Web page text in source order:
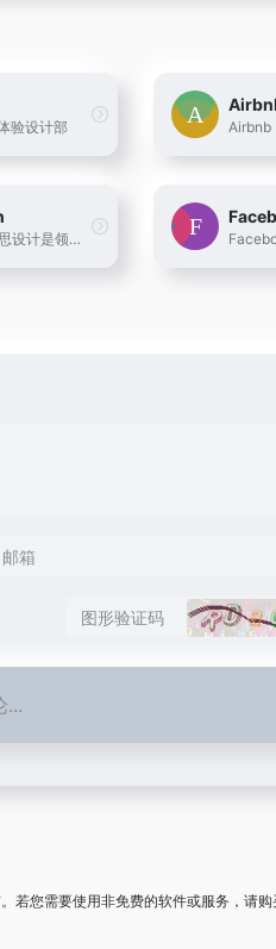
验设计部 Airbnb
nicedesign奈思设计是领先的用户体验设计与互联网品牌建设公司
...
若您需要使用非免费的软件或服务，请